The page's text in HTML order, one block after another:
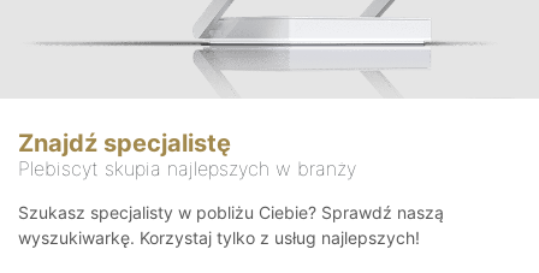
Znajdź specjalistę
Plebiscyt skupia najlepszych w branży
Szukasz specjalisty w pobliżu Ciebie? Sprawdź naszą
wyszukiwarkę. Korzystaj tylko z usług najlepszych!